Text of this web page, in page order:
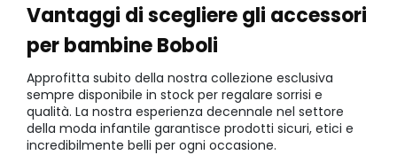
Vantaggi di scegliere gli accessori
per bambine Boboli
Approfitta subito della nostra collezione esclusiva
sempre disponibile in stock per regalare sorrisi e
qualità. La nostra esperienza decennale nel settore
della moda infantile garantisce prodotti sicuri, etici e
incredibilmente belli per ogni occasione.